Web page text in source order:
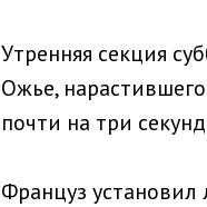
Утренняя секция
Ожье,
почти на три
Француз установил